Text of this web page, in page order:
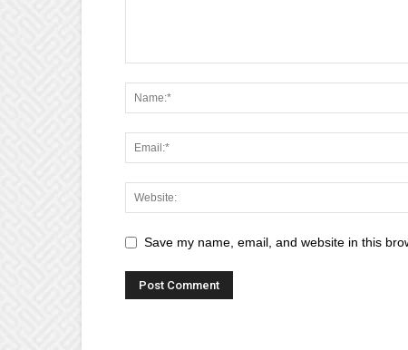
Save my name, email, and website in this